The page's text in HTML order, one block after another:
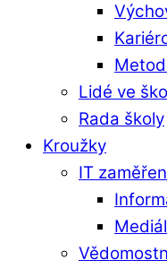
Lidé ve
Rada školy
Kroužky
IT